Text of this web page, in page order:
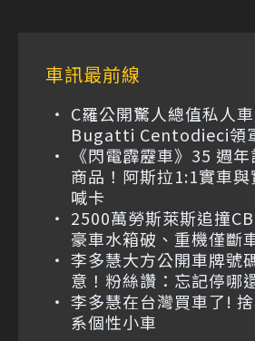
車訊最前線
C羅公開驚人總值私人
Bugatti Centodieci領
《閃電霹靂車》35 週
商品！阿斯拉1:1實車
喊卡
2500萬勞斯萊斯追撞
豪車水箱破、重機僅斷
李多慧大方公開車牌號
意！粉絲讚：忘記停哪
李多慧在台灣買車了!
系個性小車